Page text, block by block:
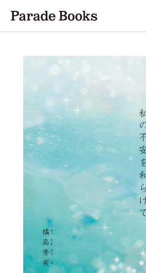
本を探す
新刊・近刊のお知らせ
おすすめ！この一冊。
エッセイ・詩・ノンフィクション
趣味・カルチャー
生活・健康